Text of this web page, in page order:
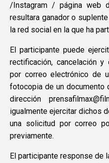
/Instagram / página web
resultara ganador o
la red social en la que ha
El participante puede
rectificación, cancelación
por correo electrónico de
fotocopia de un documento
dirección
igualmente ejercitar dichos
una solicitud por correo
previamente.
El participante response de